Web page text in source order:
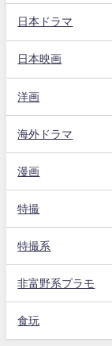
日本ドラマ
日本映画
洋画
海外ドラマ
漫画
特撮
特撮系
非富野系プラモ
食玩